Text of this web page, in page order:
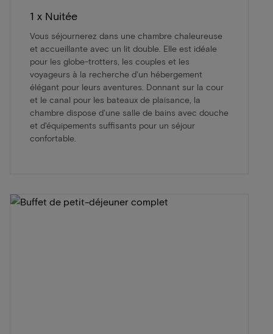
1 x Nuitée
Vous séjournerez dans une chambre chaleureuse
et accueillante avec un lit double. Elle est idéale
pour les globe-trotters, les couples et les
voyageurs à la recherche d'un hébergement
élégant pour leurs aventures. Donnant sur la cour
et le canal pour les bateaux de plaisance, la
chambre dispose d'une salle de bains avec douche
et d'équipements suffisants pour un séjour
confortable.